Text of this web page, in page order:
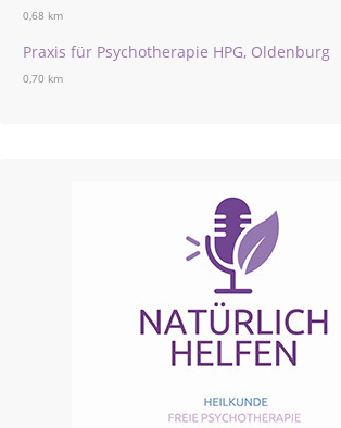
0,68 km
Praxis für Psychotherapie HPG, Oldenburg
0,70 km